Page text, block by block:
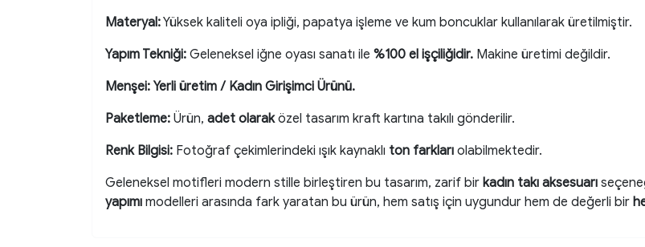
Materyal:Yüksek kaliteli oya ipliği, papatya işleme ve kum boncuklar kullanılarak üretilmiştir.
Yapım Tekniği: Geleneksel iğne oyası sanatı ile %100 el işçiliğidir. Makine üretimi değildir.
Menşei: Yerli üretim / Kadın Girişimci Ürünü.
Paketleme: Ürün, adet olaraközel tasarım kraft kartına takılı gönderilir.
Renk Bilgisi: Fotoğraf çekimlerindeki ışık kaynaklı ton farkları olabilmektedir.
Geleneksel motifleri modern stille birleştiren bu tasarım, zarif bir kadın takı aksesuarı
yapımı modelleri arasında fark yaratan bu ürün, hem satış için uygundur hem de değerli bir